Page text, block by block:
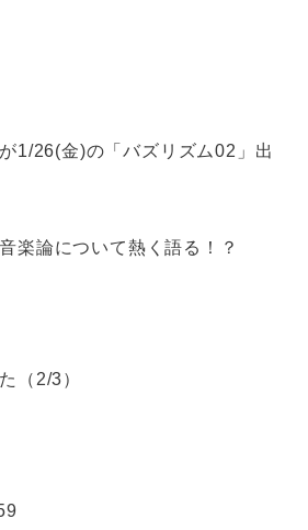
1/26(金)の「バズリズム02」出
楽論について熱く語る！？
（2/3）